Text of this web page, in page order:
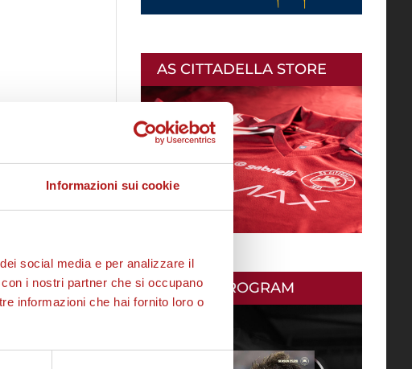
Informazioni sui cookie
social media e per analizzare il
i nostri partner che si occupano
informazioni che hai fornito loro o
AS CITTADELLA STORE
MATCH PROGRAM